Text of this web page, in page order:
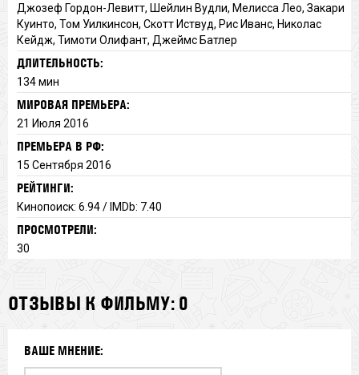
Джозеф Гордон-Левитт, Шейлин Вудли, Мелисса Лео, Закари
Куинто, Том Уилкинсон, Скотт Иствуд, Рис Иванс, Николас
Кейдж, Тимоти Олифант, Джеймс Батлер
ДЛИТЕЛЬНОСТЬ:
134 мин
МИРОВАЯ ПРЕМЬЕРА:
21 Июля 2016
ПРЕМЬЕРА В РФ:
15 Сентября 2016
РЕЙТИНГИ:
Кинопоиск: 6.94 / IMDb: 7.40
ПРОСМОТРЕЛИ:
30
ОТЗЫВЫ К ФИЛЬМУ: 0
ВАШЕ МНЕНИЕ: